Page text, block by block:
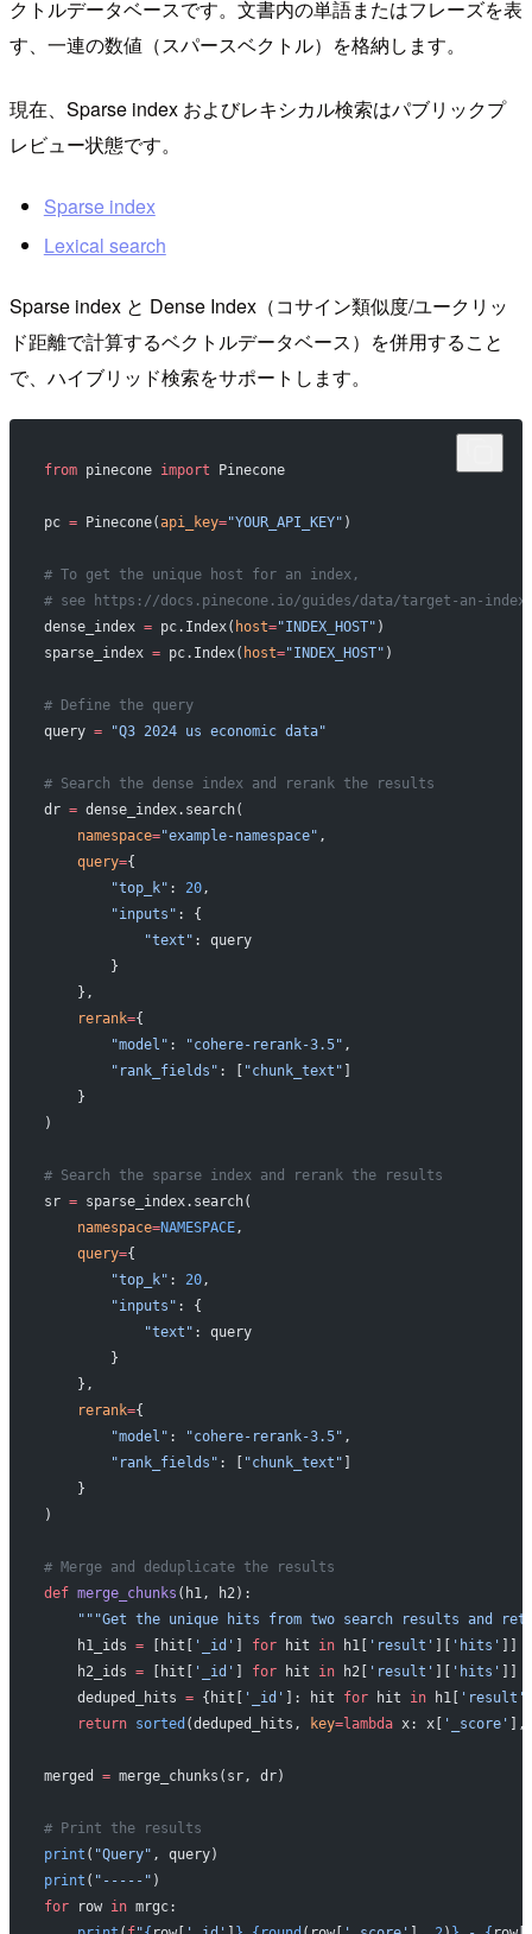
クトルデータベースです。文書内の単語またはフレーズを表
す、一連の数値（スパースベクトル）を格納します。
現在、Sparse index およびレキシカル検索はパブリックプ
レビュー状態です。
Sparse index
Lexical search
Sparse index と Dense Index（コサイン類似度/ユークリッ
ド距離で計算するベクトルデータベース）を併用すること
で、ハイブリッド検索をサポートします。
from pinecone import Pinecone
pc = Pinecone(api_key="YOUR_API_KEY" )
# To get the unique host for an index,
# see https://docs.pinecone.io/guides/data/target-an-index
dense_index = pc.Index( host="INDEX_HOST" )
sparse_index = pc.Index( host="INDEX_HOST" )
# Define the query
query = "Q3 2024 us economic data"
# Search the dense index and rerank the results
dr = dense_index.search(
    namespace
="example-namespace" ,
    query
={
        "top_k"
: 20,
        "inputs"
: {
            "text"
: query
        }
    },
    rerank
={
        "model"
: "cohere-rerank-3.5" ,
        "rank_fields"
: [ "chunk_text"
    }
)
# Search the sparse index and rerank the results
sr = sparse_index.search(
    namespace
=NAMESPACE,
    query
={
        "top_k"
: 20,
        "inputs"
: {
            "text"
: query
        }
    },
    rerank
={
        "model"
: "cohere-rerank-3.5" ,
        "rank_fields"
: [ "chunk_text"
    }
)
# Merge and deduplicate the results
def merge_chunks (h1, h2):
"""Get the unique hits from two search results and
    h1_ids
= [hit[ '_id' for hit in h1[ 'result' 'hits'
    h2_ids
= [hit[ '_id' for hit in h2[ 'result' 'hits'
    deduped_hits
= {hit[ '_id' ]: hit for hit in h1[ 'result'
    return
sorted (deduped_hits, key=lambda x: x[ '_score'
merged = merge_chunks(sr, dr)
# Print the results
print ( "Query" , query)
print ( "-----" )
for row in mrgc: